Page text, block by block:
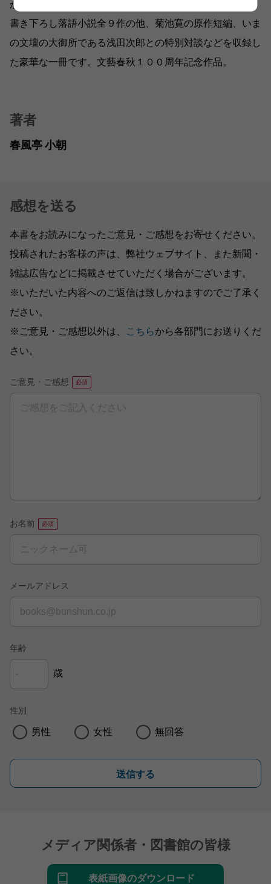
が、新たによみがえりました。
書き下ろし落語小説全９作の他、菊池寛の原作短編、いま
の文壇の大御所である浅田次郎との特別対談などを収録し
た豪華な一冊です。文藝春秋１００周年記念作品。
著者
春風亭 小朝
感想を送る
本書をお読みになったご意見・ご感想をお寄せください。
投稿されたお客様の声は、弊社ウェブサイト、また新聞・
雑誌広告などに掲載させていただく場合がございます。
※いただいた内容へのご返信は致しかねますのでご了承く
ださい。
※ご意見・ご感想以外は、
こちらから各部門にお送りくだ
さい。
ご意見・ご感想
お名前
メールアドレス
年齢
歳
性別
男性 女性 無回答
送信する
メディア関係者・図書館の皆様
表紙画像のダウンロード